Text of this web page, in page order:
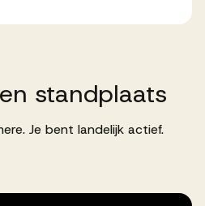
en standplaats
Je bent landelijk actief.